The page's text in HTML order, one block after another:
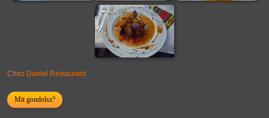
Chez Daniel Restaurant
Mit gondolsz?